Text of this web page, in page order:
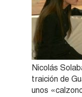
Nicolás
traición de
unos